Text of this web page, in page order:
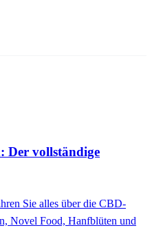
Der vollständige
Sie alles über die CBD-
Novel Food, Hanfblüten und